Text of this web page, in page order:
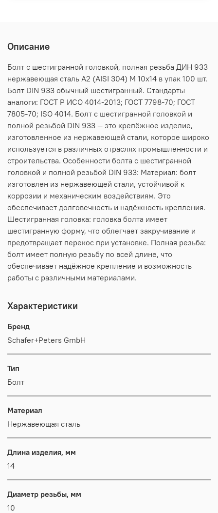
Описание
Болт с шестигранной головкой, полная резьба ДИН 933
нержавеющая сталь А2 (AISI 304) M 10х14 в упак 100 шт.
Болт DIN 933 обычный шестигранный. Стандарты
аналоги: ГОСТ Р ИСО 4014-2013; ГОСТ 7798-70; ГОСТ
7805-70; ISO 4014. Болт с шестигранной головкой и
полной резьбой DIN 933 — это крепёжное изделие,
изготовленное из нержавеющей стали, которое широко
используется в различных отраслях промышленности и
строительства. Особенности болта с шестигранной
головкой и полной резьбой DIN 933: Материал: болт
изготовлен из нержавеющей стали, устойчивой к
коррозии и механическим воздействиям. Это
обеспечивает долговечность и надёжность крепления.
Шестигранная головка: головка болта имеет
шестигранную форму, что облегчает закручивание и
предотвращает перекос при установке. Полная резьба:
болт имеет полную резьбу по всей длине, что
обеспечивает надёжное крепление и возможность
работы с различными материалами.
Характеристики
Бренд
Schafer+Peters GmbH
Тип
Болт
Материал
Нержавеющая сталь
Длина изделия, мм
14
Диаметр резьбы, мм
10